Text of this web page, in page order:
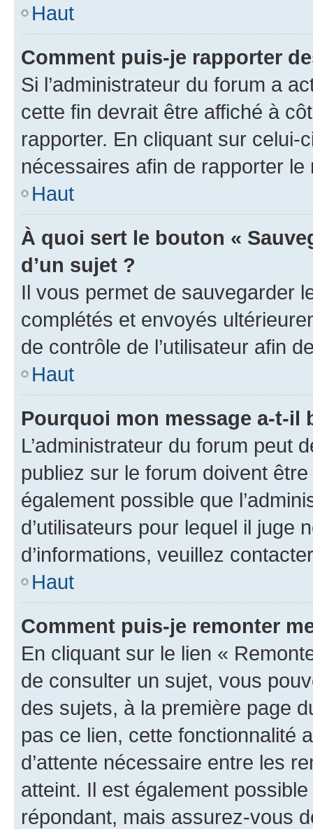
Haut
Comment puis-je rapporter
Si l’administrateur du forum a
cette fin devrait être affiché à
rapporter. En cliquant sur
nécessaires afin de rapporter le
Haut
À quoi sert le bouton «
d’un sujet ?
Il vous permet de sauvegarder
complétés et envoyés
de contrôle de l’utilisateur afin
Haut
Pourquoi mon message a-t-il
L’administrateur du forum peut
publiez sur le forum doivent
également possible que
d’utilisateurs pour lequel il juge
d’informations, veuillez
Haut
Comment puis-je remonter
En cliquant sur le lien «
de consulter un sujet, vous
des sujets, à la première page
pas ce lien, cette fonctionnalité
d’attente nécessaire entre les
atteint. Il est également
répondant, mais assurez-vous